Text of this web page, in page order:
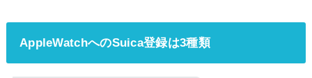
AppleWatchへのSuica登録は3種類